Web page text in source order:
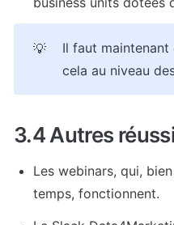
💡
Il faut
cela au niveau
3.4 Autres
Les webinars, qui,
temps, fonctionnent.